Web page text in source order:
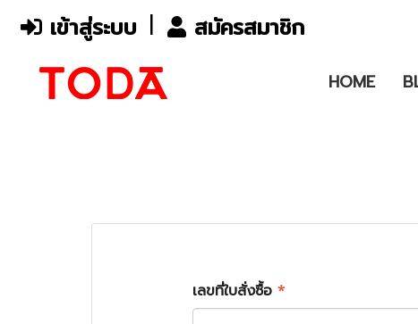
เข้าสู่ระบบ สมัครสมาชิก
HOME
เลขที่ใบสั่งซื้อ *